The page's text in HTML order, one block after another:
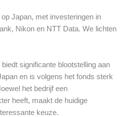
Japan, met investeringen in
Nikon en NTT Data. We lichten
significante blootstelling aan
en is volgens het fonds sterk
het bedrijf een
heeft, maakt de huidige
keuze.